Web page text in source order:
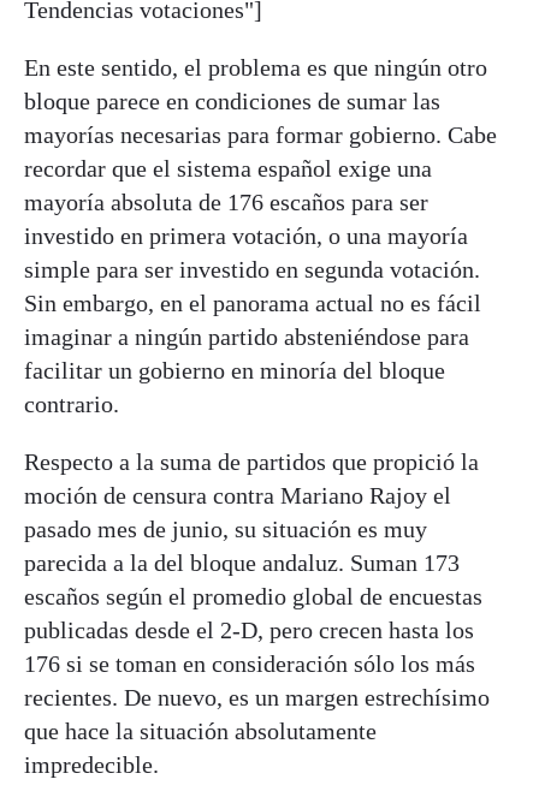
Tendencias votaciones"]
En este sentido, el problema es que ningún otro
bloque parece en condiciones de sumar las
mayorías necesarias para formar gobierno. Cabe
recordar que el sistema español exige una
mayoría absoluta de 176 escaños para ser
investido en primera votación, o una mayoría
simple para ser investido en segunda votación.
Sin embargo, en el panorama actual no es fácil
imaginar a ningún partido absteniéndose para
facilitar un gobierno en minoría del bloque
contrario.
Respecto a la suma de partidos que propició la
moción de censura contra Mariano Rajoy el
pasado mes de junio, su situación es muy
parecida a la del bloque andaluz. Suman 173
escaños según el promedio global de encuestas
publicadas desde el 2-D, pero crecen hasta los
176 si se toman en consideración sólo los más
recientes. De nuevo, es un margen estrechísimo
que hace la situación absolutamente
impredecible.